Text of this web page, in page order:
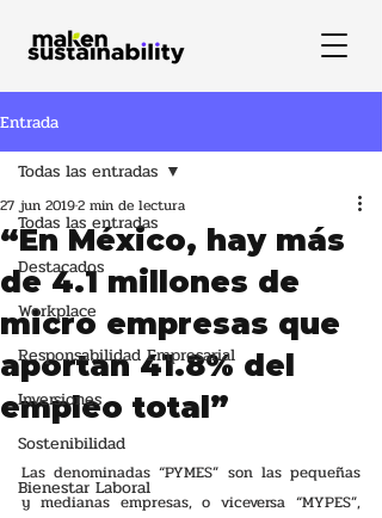
Entrada
Todas las entradas
Destacados
Workplace
Responsabilidad Empresarial
Inversiones
Sostenibilidad
Bienestar Laboral
Todas las entradas
“En México, hay más
de 4.1 millones de
micro empresas que
aportan 41.8% del
empleo total”
27 jun 20192 min de lectura
Las denominadas “PYMES” son las pequeñas
y medianas empresas, o viceversa “MYPES”,